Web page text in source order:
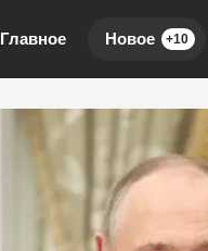
Главное Новое +10